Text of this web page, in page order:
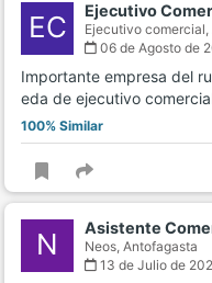
EC Ejecutivo
Ejecutivo comercial,
06 de Agosto de
Importante empresa del
eda de ejecutivo
100% Similar
N Asistente
Neos, Antofagasta
13 de Julio de